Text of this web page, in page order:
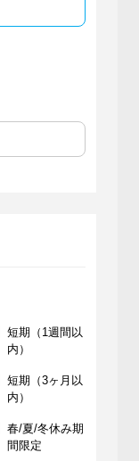
短期（1週間以
内）
短期（3ヶ月以
内）
春/夏/冬休み期
間限定